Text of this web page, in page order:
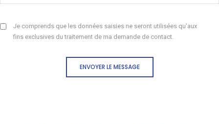
Je comprends que les données saisies ne seront utilisées qu'aux
fins exclusives du traitement de ma demande de contact.
ENVOYER LE MESSAGE